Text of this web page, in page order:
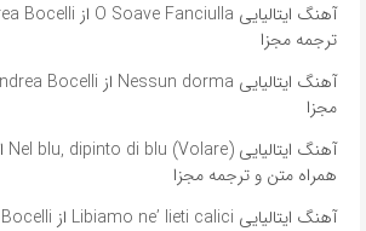
ترجمه مجزا
مجزا
همراه متن و ترجمه مجزا